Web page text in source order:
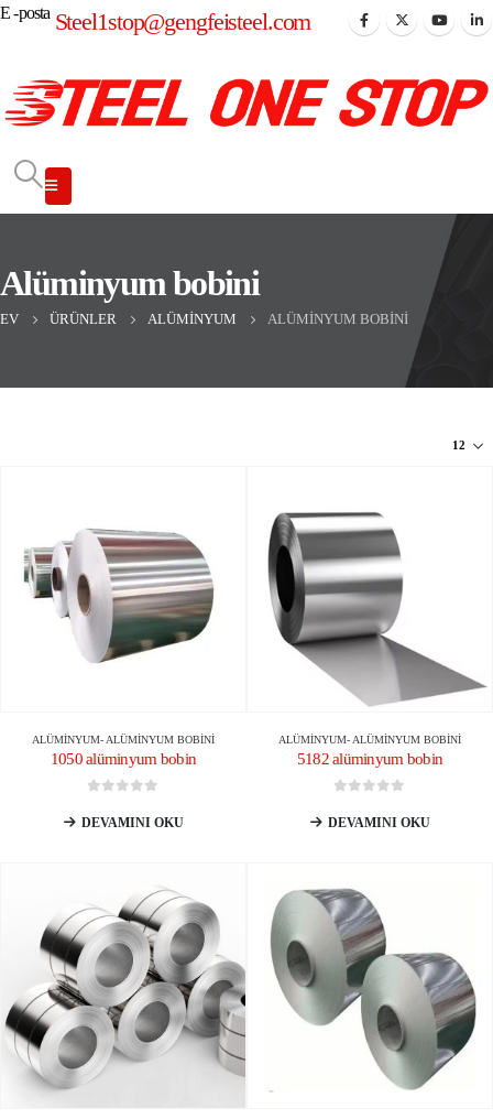
E -posta Steel1stop@gengfeisteel.com
Alüminyum bobini
EV ÜRÜNLER ALÜMINYUM ALÜMINYUM BOBINI
ALÜMINYUM- ALÜMINYUM BOBINI
1050 alüminyum bobin
DEVAMINI OKU
ALÜMINYUM- ALÜMINYUM BOBINI
5182 alüminyum bobin
DEVAMINI OKU